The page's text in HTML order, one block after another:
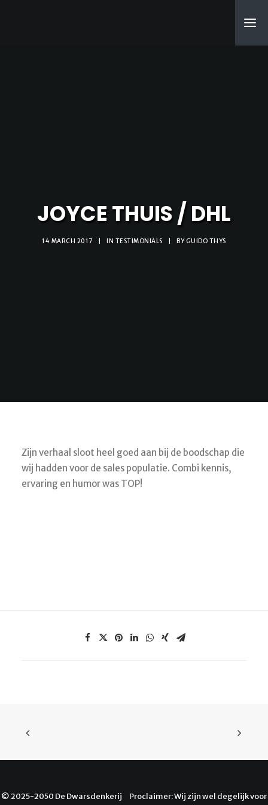
JOYCE THUIS / DHL
14 MARCH 2017 IN TESTIMONIALS BYGUIDO THYS
Zijn verhaal sloot heel goed aan bij de boodschap die
wij hadden voor de sales populatie. Combi kennis,
ervaring en humor was TOP!
© 2025-2050 De Dwarsdenkerij Proclaimer: Wij zijn wel degelijk voor